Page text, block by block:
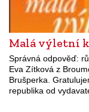
Malá výletní
Správná odpověď:
Eva Zítková z
Brušperka.
republika od